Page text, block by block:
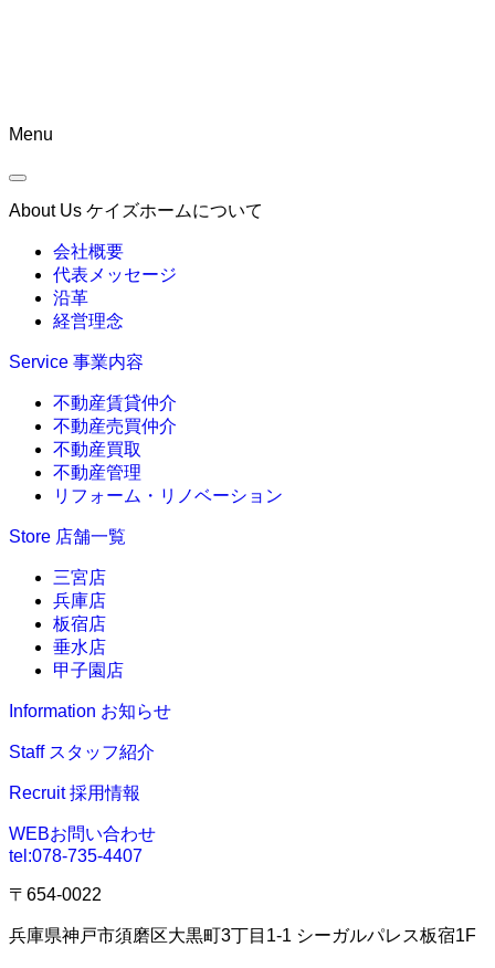
Menu
About Us ケイズホームについて
会社概要
代表メッセージ
沿革
経営理念
Service 事業内容
不動産賃貸仲介
不動産売買仲介
不動産買取
不動産管理
リフォーム・リノベーション
Store 店舗一覧
三宮店
兵庫店
板宿店
垂水店
甲子園店
Information お知らせ
Staff スタッフ紹介
Recruit採用情報
WEBお問い合わせ
tel:078-735-4407
〒654-0022
兵庫県神戸市須磨区大黒町3丁目1-1 シーガルパレス板宿1F